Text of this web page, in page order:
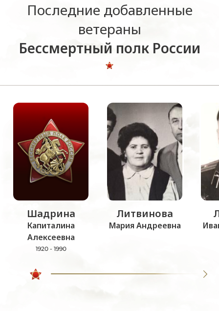
Последние добавленные
ветераны
Бессмертный полк России
Шадрина
Капиталина
Алексеевна
1920 - 1990
Литвинова
Мария Андреевна